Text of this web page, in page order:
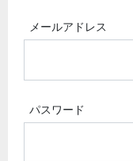
メールアドレス
パスワード